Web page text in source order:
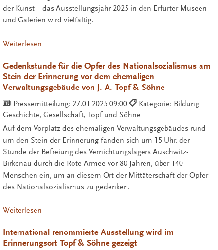
der Kunst – das Ausstellungsjahr 2025 in den Erfurter Museen
und Galerien wird vielfältig.
Weiterlesen
Gedenkstunde für die Opfer des Nationalsozialismus am
Stein der Erinnerung vor dem ehemaligen
Verwaltungsgebäude von J. A. Topf & Söhne
Pressemitteilung: 27.01.2025 09:00
Kategorie: Bildung,
Geschichte, Gesellschaft, Topf und Söhne
Auf dem Vorplatz des ehemaligen Verwaltungsgebäudes rund
um den Stein der Erinnerung fanden sich um 15 Uhr, der
Stunde der Befreiung des Vernichtungslagers Auschwitz-
Birkenau durch die Rote Armee vor 80 Jahren, über 140
Menschen ein, um an diesem Ort der Mittäterschaft der Opfer
des Nationalsozialismus zu gedenken.
Weiterlesen
International renommierte Ausstellung wird im
Erinnerungsort Topf & Söhne gezeigt